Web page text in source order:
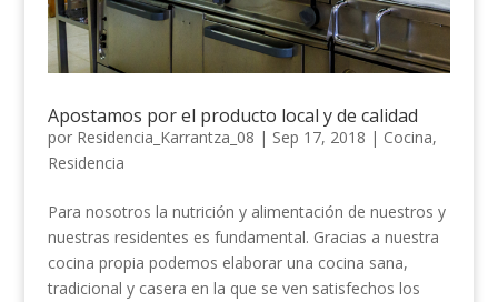
Apostamos por el producto local y de calidad
por Residencia_Karrantza_08 | Sep 17, 2018 | Cocina,
Residencia
Para nosotros la nutrición y alimentación de nuestros y
nuestras residentes es fundamental. Gracias a nuestra
cocina propia podemos elaborar una cocina sana,
tradicional y casera en la que se ven satisfechos los